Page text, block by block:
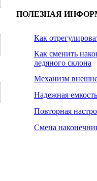
ПОЛЕЗНАЯ
Как
Как сменить
ледяного склона
Механизм
Надежная емкость
Повторная
Смена